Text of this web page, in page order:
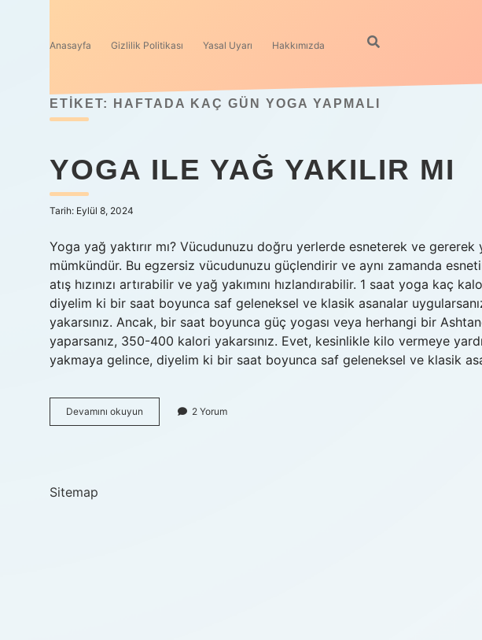
Anasayfa Gizlilik Politikası Yasal Uyarı Hakkımızda
ETIKET: HAFTADA KAÇ GÜN YOGA YAPMALI
YOGA ILE YAĞ YAKILIR MI
Tarih: Eylül 8, 2024
Yoga yağ yaktırır mı? Vücudunuzu doğru yerlerde esneterek ve
mümkündür. Bu egzersiz vücudunuzu güçlendirir ve aynı zamanda
atış hızınızı artırabilir ve yağ yakımını hızlandırabilir. 1 saat yoga kaç
diyelim ki bir saat boyunca saf geleneksel ve klasik asanalar
yakarsınız. Ancak, bir saat boyunca güç yogası veya herhangi bir
yaparsanız, 350-400 kalori yakarsınız. Evet, kesinlikle kilo vermeye
yakmaya gelince, diyelim ki bir saat boyunca saf geleneksel ve klasik
Devamını okuyun
Ile
2 Yorum
Sitemap